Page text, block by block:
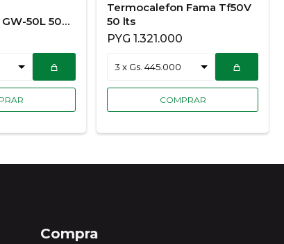
50L 50
Termocalefon Fama Tf50V
50 lts
PYG 1.321.000
Compra